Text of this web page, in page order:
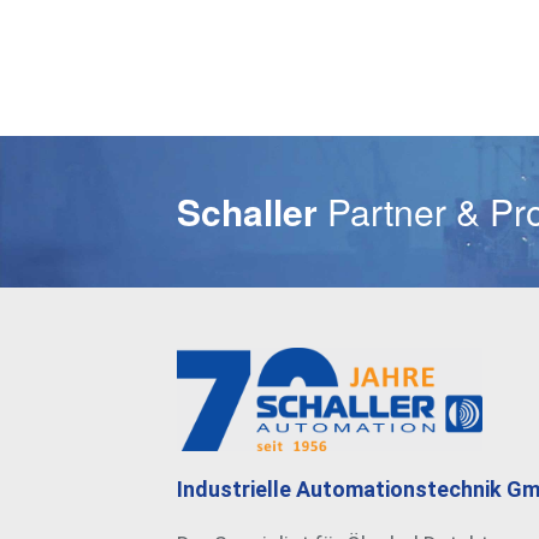
Schaller Partner &
Industrielle Automationstechnik